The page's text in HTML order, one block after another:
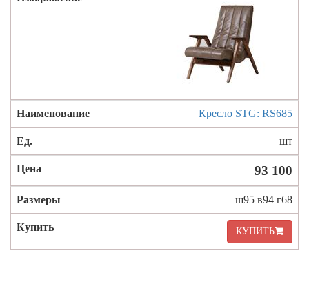
Кресло STG: RS685
шт
93 100
ш95 в94 г68
КУПИТЬ